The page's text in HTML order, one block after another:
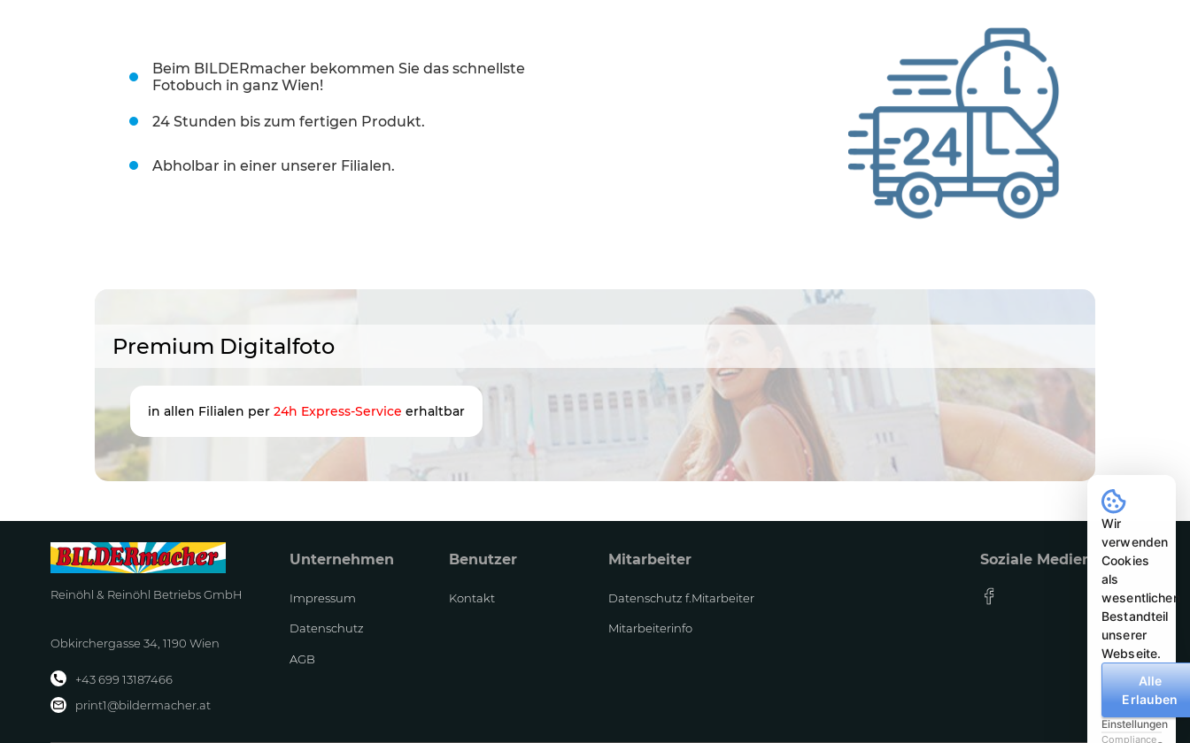
Beim BILDERmacher bekommen Sie das schnellste
Fotobuch in ganz Wien!
24 Stunden bis zum fertigen Produkt.
Abholbar in einer unserer Filialen.
Premium Digitalfoto
in allen Filialen per 24h Express-Service erhaltbar
Reinöhl & Reinöhl Betriebs GmbH
Obkirchergasse 34, 1190 Wien
+43 699 13187466
print1@bildermacher.at
Unternehmen
Impressum
Datenschutz
AGB
Benutzer
Kontakt
Mitarbeiter
Datenschutz f.Mitarbeiter
Mitarbeiterinfo
Soziale Medien
Wir
verwenden
Cookies
als
wesentlichen
Bestandteil
unserer
Webseite.
Alle
Erlauben
Einstellungen
Compliance